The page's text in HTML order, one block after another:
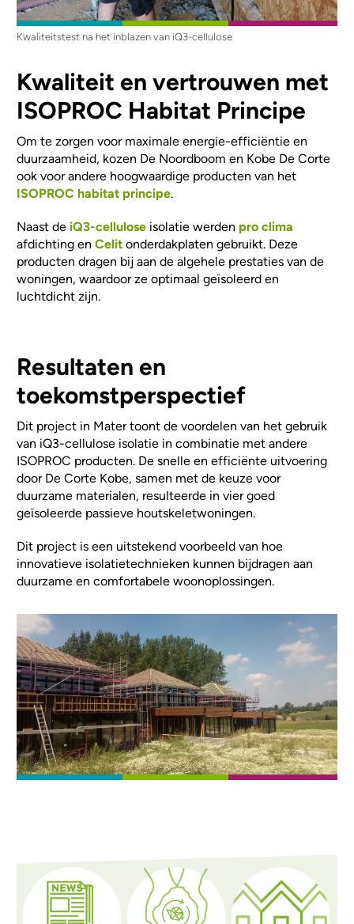
Kwaliteitstest na het inblazen van iQ3-cellulose
Kwaliteit en vertrouwen met
ISOPROC Habitat Principe
Om te zorgen voor maximale energie-efficiëntie en
duurzaamheid, kozen De Noordboom en Kobe De Corte
ook voor andere hoogwaardige producten van het
ISOPROC habitat principe.
Naast de iQ3-cellulose isolatie werden pro clima
afdichting enCelit onderdakplaten gebruikt. Deze
producten dragen bij aan de algehele prestaties van de
woningen, waardoor ze optimaal geïsoleerd en
luchtdicht zijn.
Resultaten en
toekomstperspectief
Dit project in Mater toont de voordelen van het gebruik
van iQ3-cellulose isolatie in combinatie met andere
ISOPROC producten. De snelle en efficiënte uitvoering
door De Corte Kobe, samen met de keuze voor
duurzame materialen, resulteerde in vier goed
geïsoleerde passieve houtskeletwoningen.
Dit project is een uitstekend voorbeeld van hoe
innovatieve isolatietechnieken kunnen bijdragen aan
duurzame en comfortabele woonoplossingen.